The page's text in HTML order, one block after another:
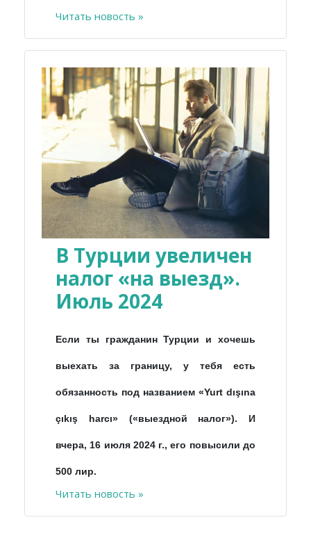
Читать новость »
В Турции увеличен
налог «на выезд».
Июль 2024
Если ты гражданин Турции и хочешь
выехать за границу, у тебя есть
обязанность под названием «Yurt dışına
çıkış harcı» («выездной налог»). И
вчера, 16 июля 2024 г., его повысили до
500 лир.
Читать новость »